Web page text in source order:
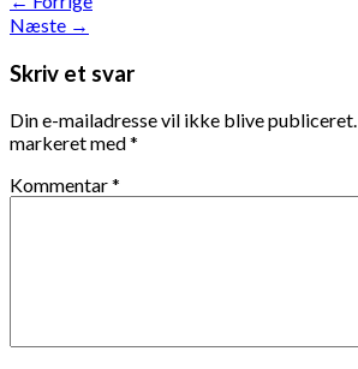
Næste →
Skriv et svar
Din e-mailadresse vil ikke blive publiceret.
markeret med*
Kommentar*